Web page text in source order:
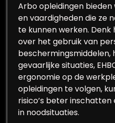
Arbo opleidingen
en vaardigheden die ze
te kunnen werken.
over het gebruik van
beschermingsmiddelen,
gevaarlijke situaties,
ergonomie op de
opleidingen te volgen,
risico’s beter
in noodsituaties.